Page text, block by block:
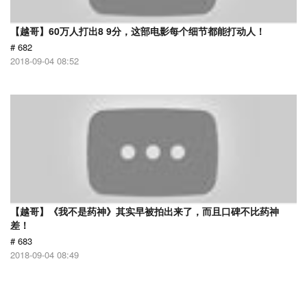
【越哥】60万人打出8 9分，这部电影每个细节都能打动人！
# 682
2018-09-04 08:52
【越哥】《我不是药神》其实早被拍出来了，而且口碑不比药神
差！
# 683
2018-09-04 08:49